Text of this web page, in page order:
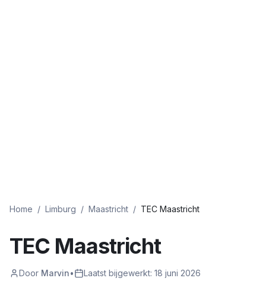
Home / Limburg / Maastricht / TEC Maastricht
TEC Maastricht
Door Marvin• Laatst bijgewerkt: 18 juni 2026